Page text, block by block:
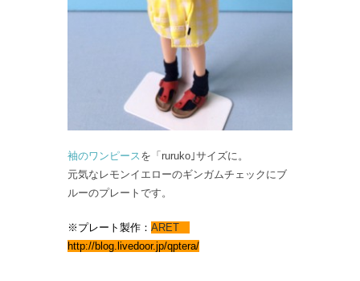
袖のワンピース を「ruruko｣サイズに。
元気なレモンイエローのギンガムチェックにブ
ルーのプレートです。
※プレート製作： ARET
http://blog.livedoor.jp/qptera/